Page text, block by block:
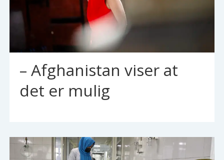
– Afghanistan viser at
det er mulig